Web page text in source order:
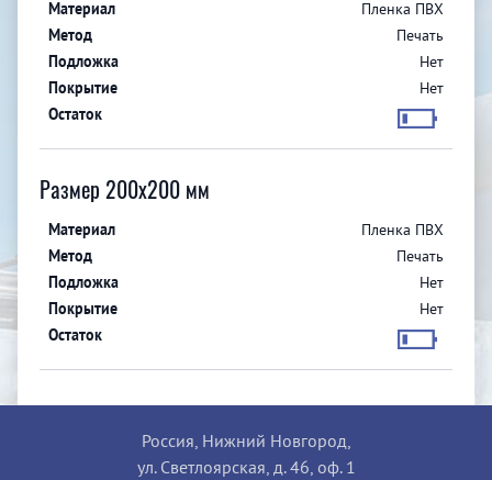
Пленка ПВХ
Печать
Нет
Нет
Размер 200x200 мм
Пленка ПВХ
Печать
Нет
Нет
Россия, Нижний Новгород,
ул. Светлоярская, д. 46, оф. 1